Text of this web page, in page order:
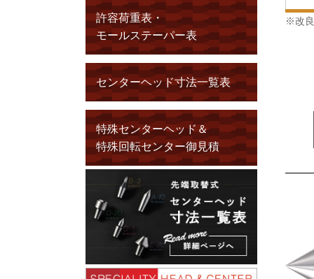
許容荷重表・
モールステーパー表
センターヘッド寸法一覧表
特殊センターヘッド＆
特殊回転センター御見積
※改